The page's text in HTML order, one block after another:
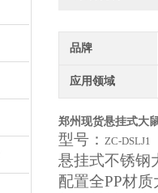
品牌
应用领域
郑州现货悬挂式大
型号： ZC-DSLJ1
悬挂式不锈钢
配置全PP材